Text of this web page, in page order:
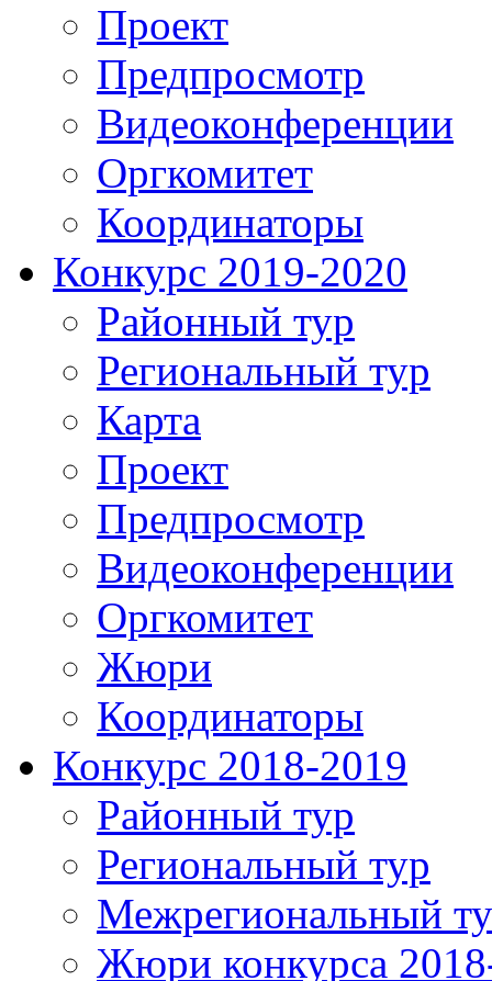
Проект
Предпросмотр
Видеоконференции
Оргкомитет
Координаторы
Конкурс 2019-2020
Районный тур
Региональный тур
Карта
Проект
Предпросмотр
Видеоконференции
Оргкомитет
Жюри
Координаторы
Конкурс 2018-2019
Районный тур
Региональный тур
Межрегиональный
Жюри конкурса